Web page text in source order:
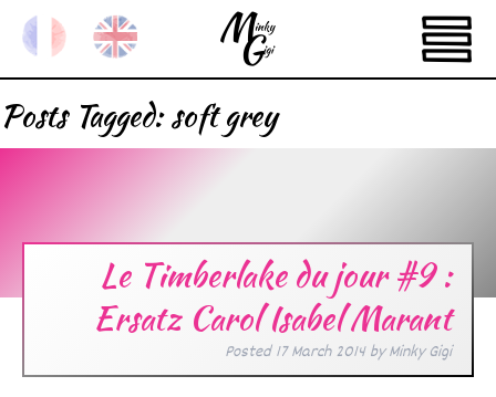
Posts Tagged:soft grey
Le Timberlake du jour #9 :
Ersatz Carol Isabel Marant
Posted17 March 2014byMinky Gigi